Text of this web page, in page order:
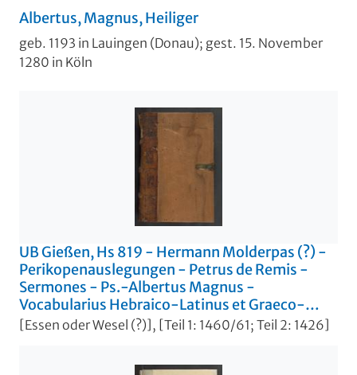
Albertus, Magnus, Heiliger
geb. 1193 in Lauingen (Donau); gest. 15. November
1280 in Köln
UB Gießen, Hs 819 - Hermann Molderpas (?) -
Perikopenauslegungen - Petrus de Remis -
Sermones - Ps.-Albertus Magnus -
Vocabularius Hebraico-Latinus et Graeco-
Latinus. - UB Gießen, Hs 819
[Essen oder Wesel (?)], [Teil 1: 1460/61; Teil 2: 1426]